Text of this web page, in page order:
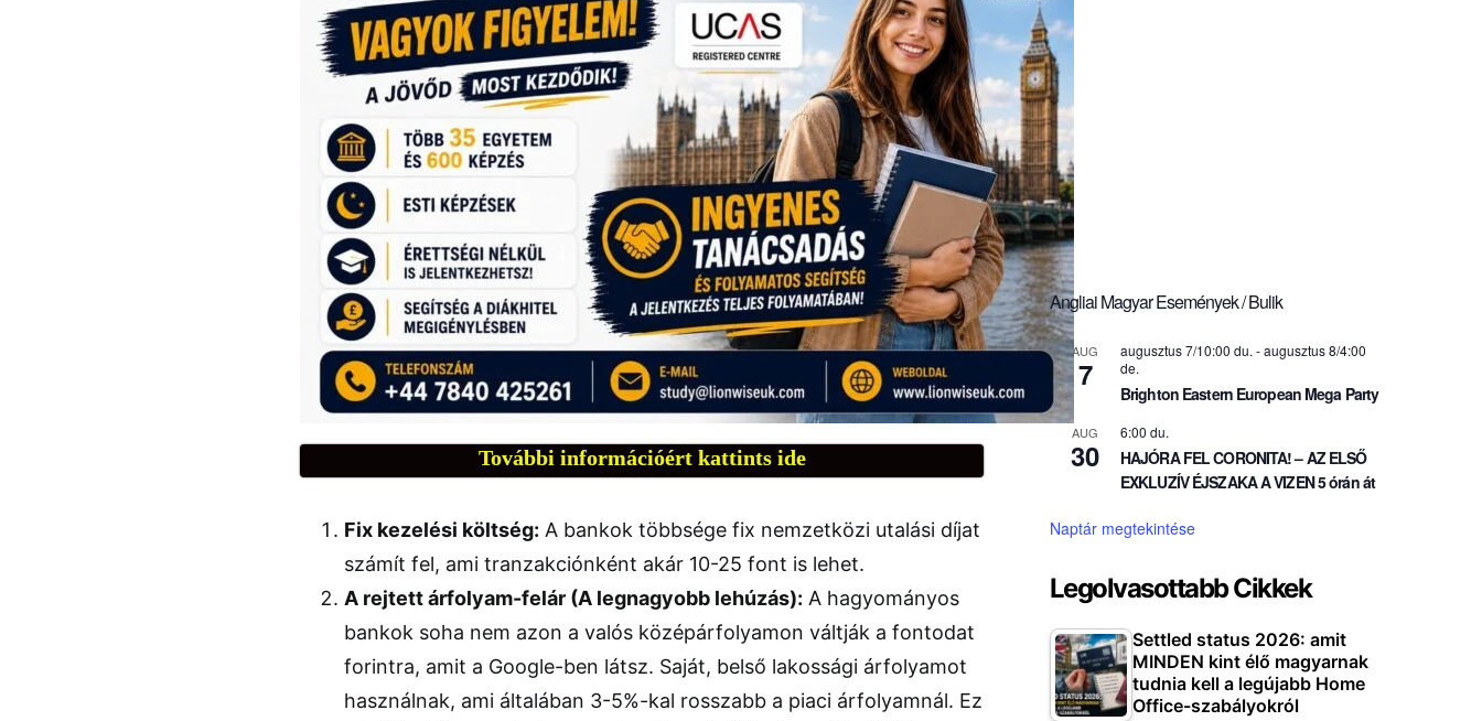
További információért kattints ide
Fix kezelési költség: A bankok többsége fix nemzetközi utalási díjat
számít fel, ami tranzakciónként akár 10-25 font is lehet.
A rejtett árfolyam-felár (A legnagyobb lehúzás): A hagyományos
bankok soha nem azon a valós középárfolyamon váltják a fontodat
forintra, amit a Google-ben látsz. Saját, belső lakossági árfolyamot
használnak, ami általában 3-5%-kal rosszabb a piaci árfolyamnál. Ez
Angliai Magyar Események / Bulik
AUG
7
augusztus 7/10:00 du. -augusztus 8/4:00
de.
Brighton Eastern European Mega Party
AUG
30
6:00 du.
HAJÓRA FEL CORONITA! – AZ ELSŐ
EXKLUZÍV ÉJSZAKA A VIZEN 5 órán át
Naptár megtekintése
Legolvasottabb Cikkek
Settled status 2026: amit
MINDEN kint élő magyarnak
tudnia kell a legújabb Home
Office-szabályokról